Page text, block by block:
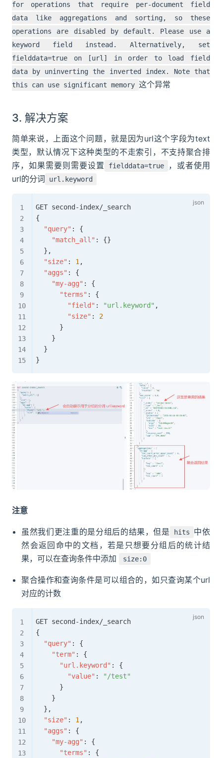
for operations that require per-document field
data like aggregations and sorting, so these
operations are disabled by default. Please use a
keyword field instead. Alternatively, set
fielddata=true on [url] in order to load field
data by uninverting the inverted index. Note that
this can use significant memory 这个异常
3. 解决方案
简单来说，上面这个问题，就是因为url这个字段为text
类型，默认情况下这种类型的不走索引，不支持聚合排
序，如果需要则需要设置
fielddata=true
，或者使用
url的分词
url.keyword
{
"query" :
{
"match_all" : {}
} ,
"size" : 1,
"aggs" :
{
"my-agg" :
{
"terms" :
{
"field" : "url.keyword" ,
"size" :
2
}
}
}
}
注意
虽然我们更注重的是分组后的结果，但是 hits
中依
然会返回命中的文档，若是只想要分组后的统计结
果，可以在查询条件中添加
size:0
聚合操作和查询条件是可以组合的，如只查询某个url
对应的计数
{
"query" :
{
"term" :
{
"url.keyword" :
{
"value" :
"/test"
}
}
} ,
"size" : 1 ,
"aggs" :
{
"my-agg" :
{
"terms" :
{